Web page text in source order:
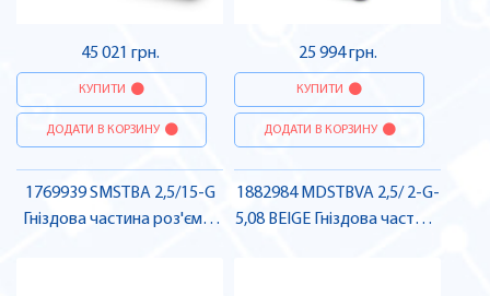
45 021 грн.
КУПИТИ
ДОДАТИ В КОРЗИНУ
25 994 грн.
КУПИТИ
ДОДАТИ В КОРЗИНУ
1769939 SMSTBA 2,5/15-G
Гніздова частина роз'єму ,
1882984 MDSTBVA 2,5/ 2-G-
5,08 BEIGE Гніздова частина